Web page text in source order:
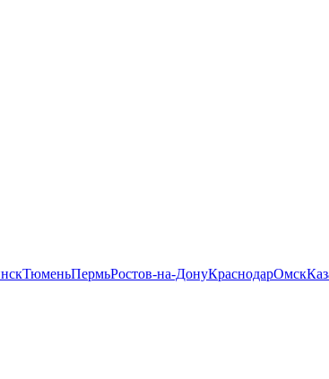
ТюменьПермьРостов-на-ДонуКраснодарОмск